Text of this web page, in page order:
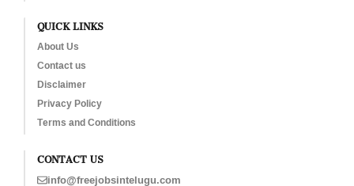
QUICK LINKS
About Us
Contact us
Disclaimer
Privacy Policy
Terms and Conditions
CONTACT US
info@freejobsintelugu.com